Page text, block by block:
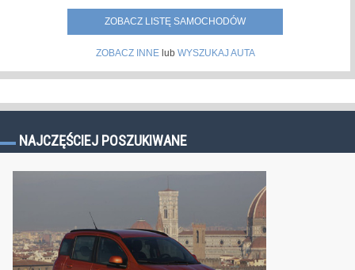
ZOBACZ LISTĘ SAMOCHODÓW
ZOBACZ INNElub WYSZUKAJ AUTA
NAJCZĘŚCIEJ POSZUKIWANE